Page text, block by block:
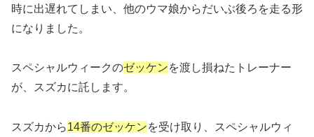
時に出遅れてしまい、他のウマ娘からだいぶ後ろを走る形
になりました。
スペシャルウィークのゼッケンを渡し損ねたトレーナー
が、スズカに託します。
スズカから14番のゼッケンを受け取り、スペシャルウィ